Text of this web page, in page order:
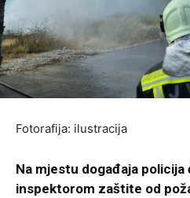
Fotorafija: ilustracija
Na mjestu događaja policija
inspektorom zaštite od